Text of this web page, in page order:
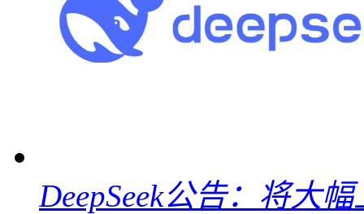
DeepSeek公告：将大